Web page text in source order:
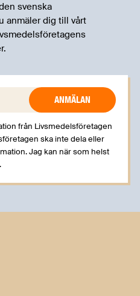
svenska
anmäler dig till vårt
från Livsmedelsföretagen
ska inte dela eller
Jag kan när som helst